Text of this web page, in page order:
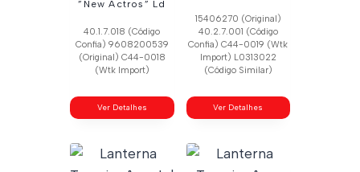
”New Actros” Ld
40.1.7.018 (Código
Confia) 9608200539
(Original) C44-0018
(Wtk Import)
Ver Detalhes
15406270 (Original)
40.2.7.001 (Código
Confia) C44-0019 (Wtk
Import) L0313022
(Código Similar)
Ver Detalhes